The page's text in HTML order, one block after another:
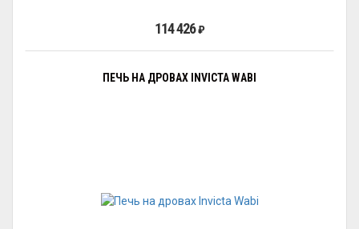
114 426₽
ПЕЧЬ НА ДРОВАХ INVICTA WABI